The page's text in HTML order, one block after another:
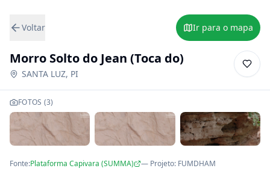
Voltar Ir para o mapa
Morro Solto do Jean (Toca do)
SANTA LUZ, PI
FOTOS (3)
Fonte:Plataforma Capivara (SUMMA) — Projeto: FUMDHAM